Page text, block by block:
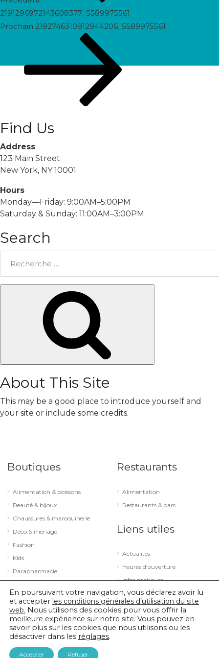
2191296972143608377_5589975561
Prochain
Prochain 2192746310912944206_5589975561
Find Us
Address
123 Main Street
New York, NY 10001
Hours
Monday—Friday: 9:00AM–5:00PM
Saturday & Sunday: 11:00AM–3:00PM
Search
About This Site
This may be a good place to introduce yourself and
your site or include some credits.
Boutiques
Alimentation & boissons
Beauté & bijoux
Chaussures & maroquinerie
Déco & ménage
Fashion
Kids
Parapharmacie
Sport & loisirs
Technologie & optique
Restaurants
Alimentation
Restaurants & bars
Liens utiles
Actualités
Heures d'ouverture
Infos pratiques
© 2026 City Concorde |Mentions légales
En poursuivant votre navigation, vous déclarez avoir lu
et accepter les conditions générales d’utilisation du site
web. Nous utilisons des cookies pour vous offrir la
meilleure expérience sur notre site. Vous pouvez en
savoir plus sur les cookies que nous utilisons ou les
désactiver dans les réglages.
Accepter Refuser